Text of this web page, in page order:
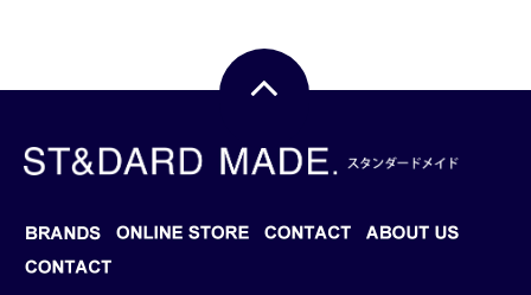
BRANDS BLOG ONLINE STORE